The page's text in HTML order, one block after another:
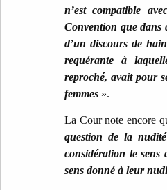
n’est compatible
Convention que dans
d’un discours de
requérante à
reproché, avait pour
femmes ».
La Cour note encore
question de la
considération le
sens donné à leur